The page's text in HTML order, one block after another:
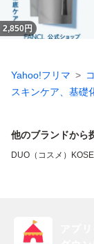
2,850 円
Yahoo!フリマ
スキンケア、基礎
他のブランドから
DUO（コスメ） KOSE